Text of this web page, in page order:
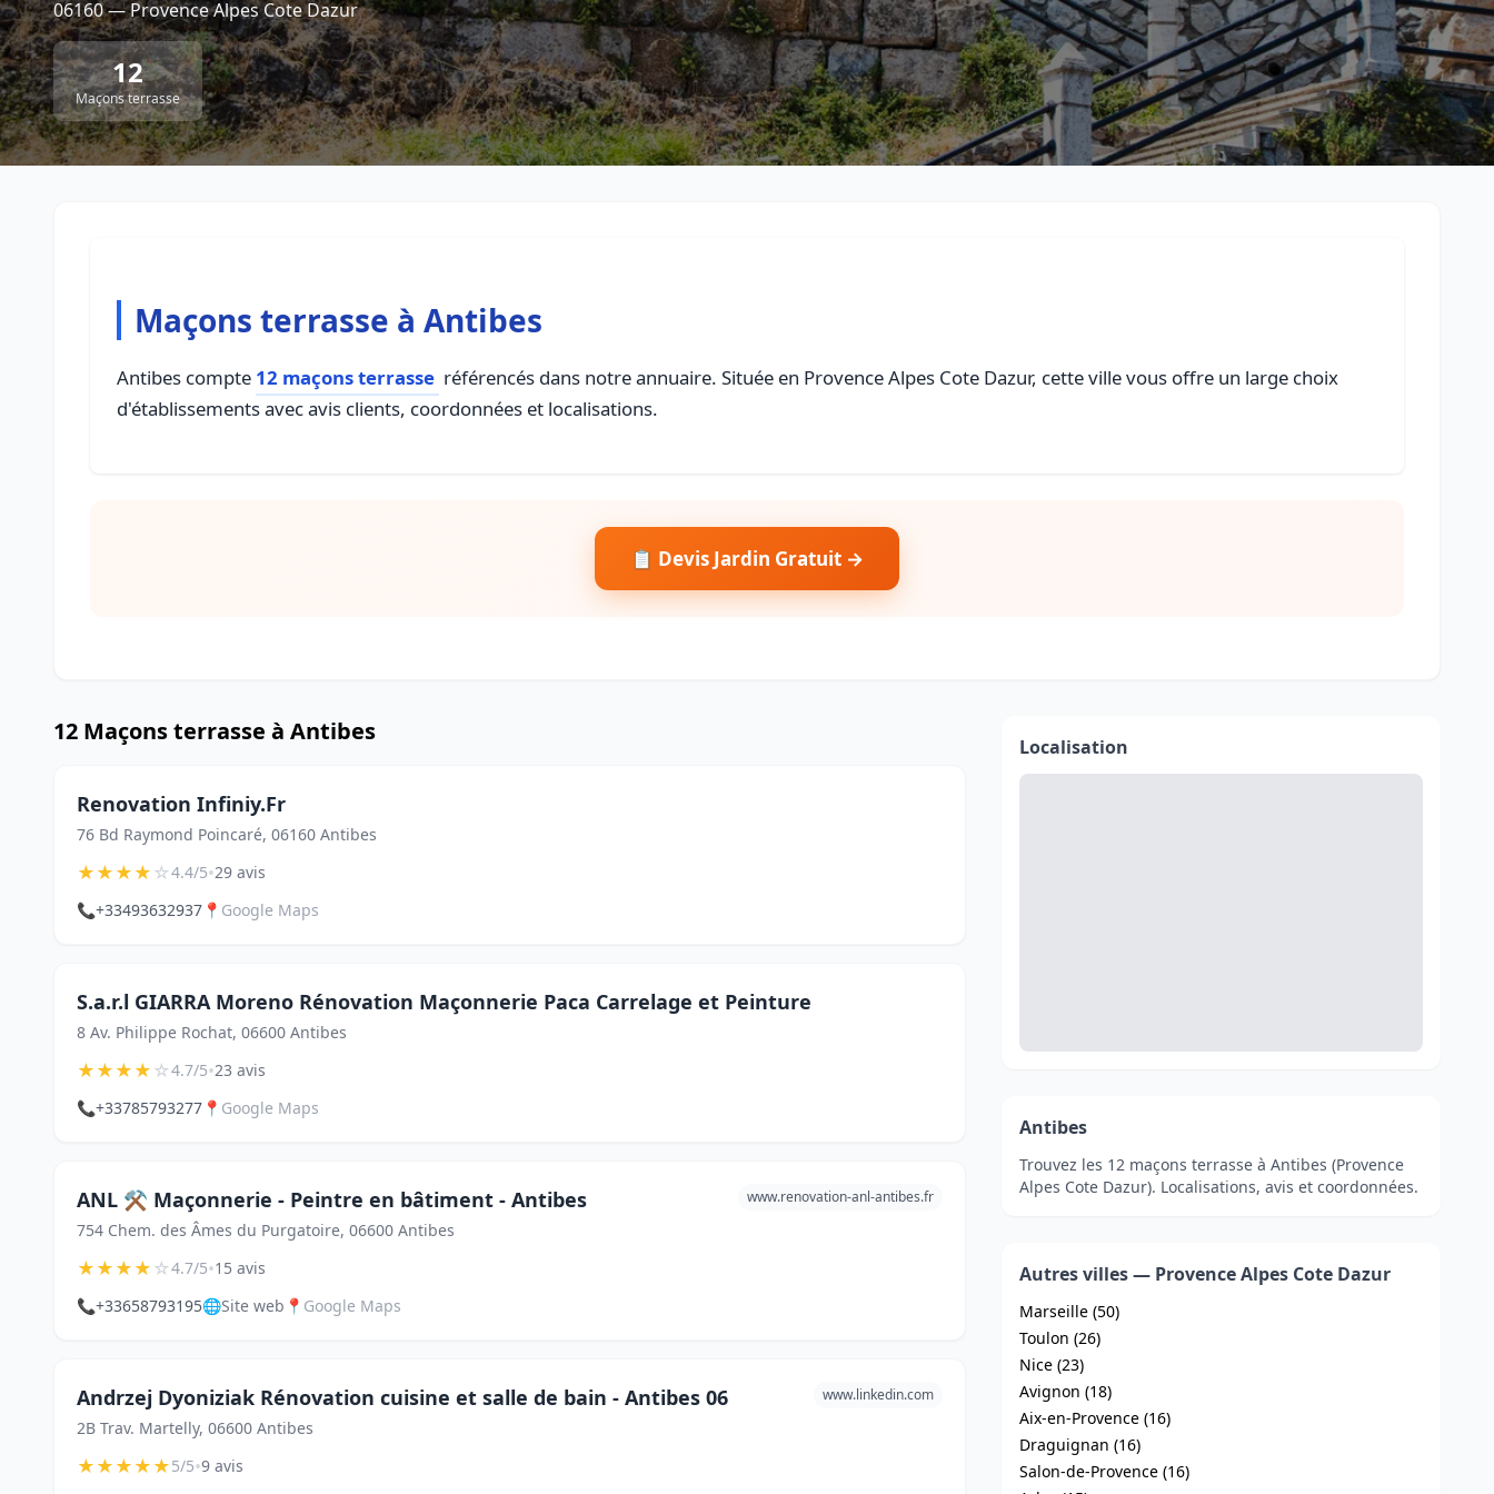
06160 — Provence Alpes Cote Dazur
12
Maçons terrasse
Maçons terrasse à Antibes
Antibes compte 12 maçons terrasse référencés dans notre annuaire. Située en Provence Alpes Cote Dazur, cette ville vous offre un large choix
d'établissements avec avis clients, coordonnées et localisations.
📋 Devis Jardin Gratuit →
12 Maçons terrasse à Antibes
Renovation Infiniy.Fr
76 Bd Raymond Poincaré, 06160 Antibes
★★★★☆4.4/5•29 avis
📞+33493632937 📍 Google Maps
S.a.r.l GIARRA Moreno Rénovation Maçonnerie Paca Carrelage et Peinture
8 Av. Philippe Rochat, 06600 Antibes
★★★★☆4.7/5•23 avis
📞+33785793277 📍 Google Maps
ANL ⚒️ Maçonnerie - Peintre en bâtiment - Antibes
754 Chem. des Âmes du Purgatoire, 06600 Antibes
www.renovation-anl-antibes.fr
★★★★☆4.7/5•15 avis
📞+33658793195🌐Site web 📍 Google Maps
Andrzej Dyoniziak Rénovation cuisine et salle de bain - Antibes 06
2B Trav. Martelly, 06600 Antibes
www.linkedin.com
★★★★★5/5•9 avis
Localisation
Antibes
Trouvez les 12 maçons terrasse à Antibes (Provence
Alpes Cote Dazur). Localisations, avis et coordonnées.
Autres villes — Provence Alpes Cote Dazur
Marseille (50)
Toulon (26)
Nice (23)
Avignon (18)
Aix-en-Provence (16)
Draguignan (16)
Salon-de-Provence (16)